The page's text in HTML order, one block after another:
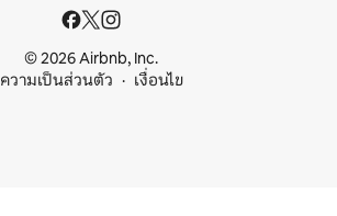
© 2026 Airbnb, Inc.
ความเป็นส่วนตัว
เงื่อนไข